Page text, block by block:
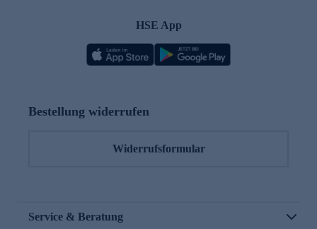
HSE App
Bestellung widerrufen
Widerrufsformular
Service & Beratung